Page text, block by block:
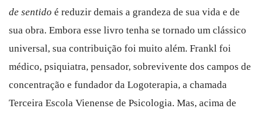
de sentido é reduzir demais a grandeza de sua vida e de
sua obra. Embora esse livro tenha se tornado um clássico
universal, sua contribuição foi muito além. Frankl foi
médico, psiquiatra, pensador, sobrevivente dos campos de
concentração e fundador da Logoterapia, a chamada
Terceira Escola Vienense de Psicologia. Mas, acima de